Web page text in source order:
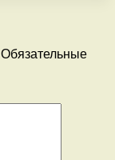
Обязательные